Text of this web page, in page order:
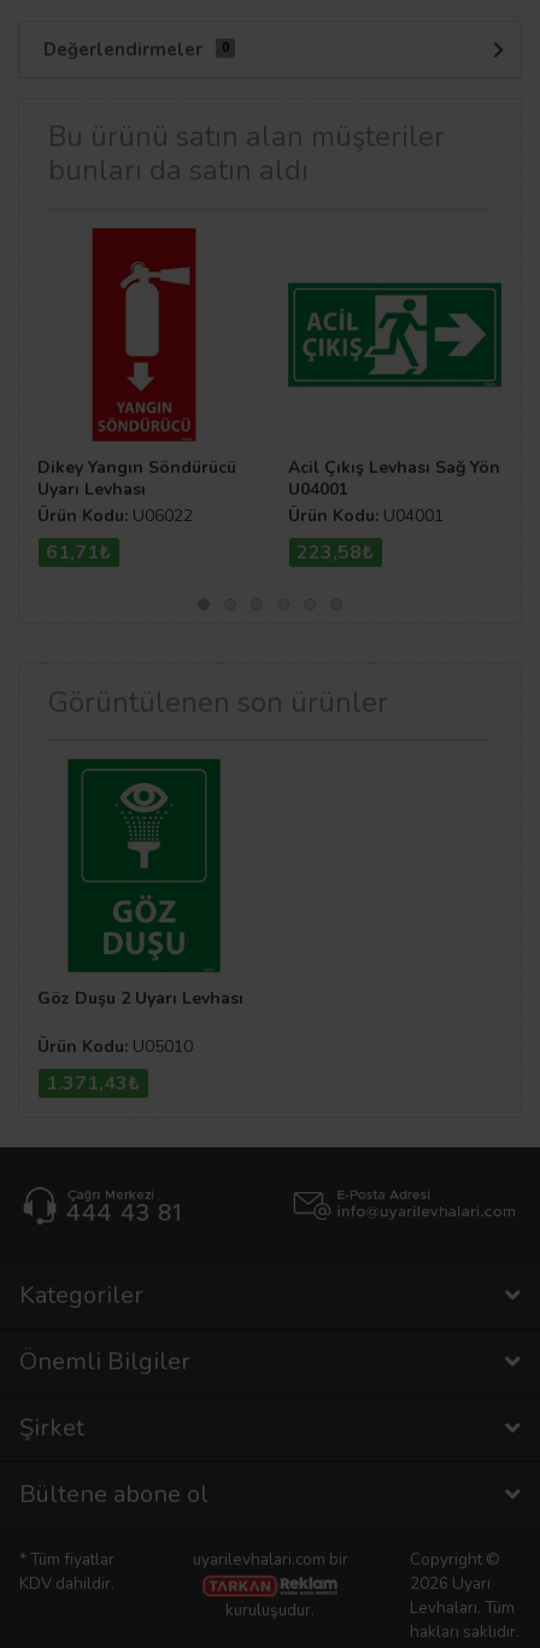
Değerlendirmeler 0
Bu ürünü satın alan müşteriler
bunları da satın aldı
Dikey Yangın Söndürücü
Uyarı Levhası
Ürün Kodu: U06022
61,71₺
Acil Çıkış Levhası Sağ Yön
U04001
Ürün Kodu: U04001
223,58₺
Görüntülenen son ürünler
Göz Duşu 2 Uyarı Levhası
Ürün Kodu: U05010
1.371,43₺
Kategoriler
Önemli Bilgiler
Şirket
Bültene abone ol
* Tüm fiyatlar
KDV dahildir.
uyarilevhalari.com bir
kuruluşudur.
Copyright ©
2026 Uyarı
Levhaları. Tüm
hakları saklıdır.